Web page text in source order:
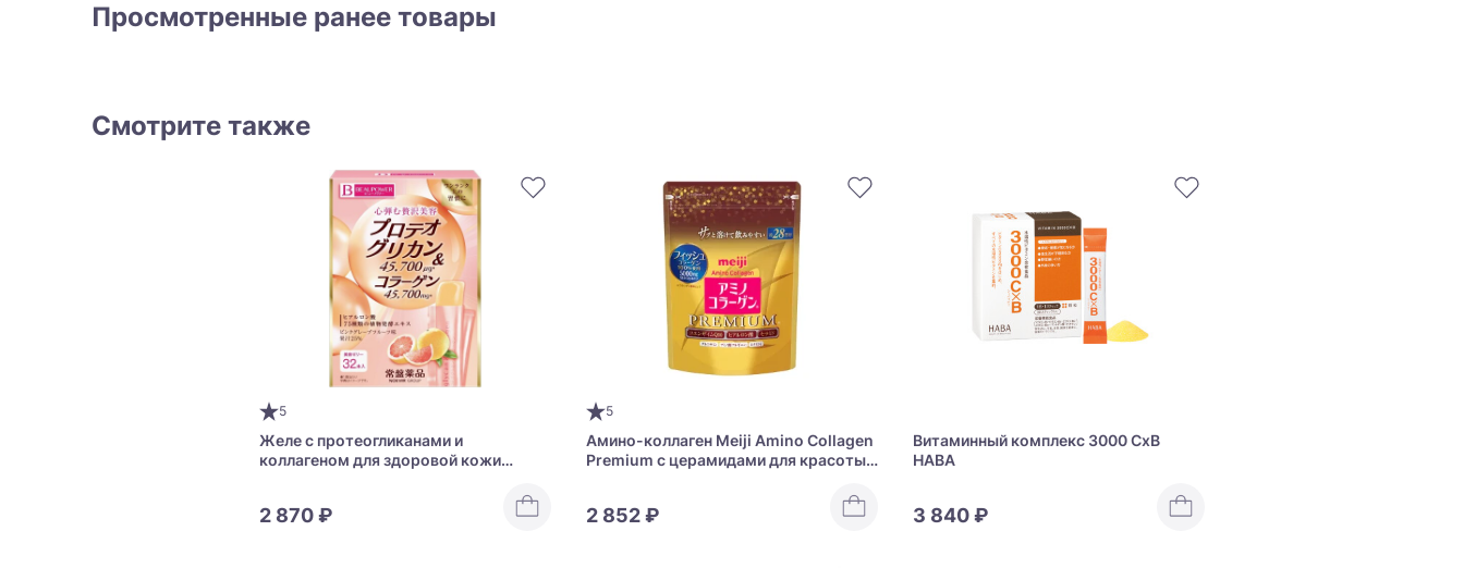
Просмотренные ранее товары
Смотрите также
5
Желе с протеогликанами и
коллагеном для здоровой кожи
2 870 ₽
5
Амино-коллаген Meiji Amino Collagen
Premium с церамидами для красоты
2 852 ₽
Витаминный комплекс 3000 CхB
HABA
3 840 ₽